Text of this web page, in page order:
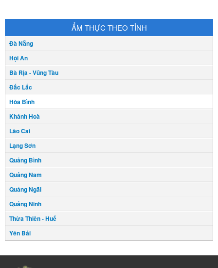
ẨM THỰC THEO TỈNH
Đà Nẵng
Hội An
Bà Rịa - Vũng Tàu
Đắc Lắc
Hòa Bình
Khánh Hoà
Lào Cai
Lạng Sơn
Quảng Bình
Quảng Nam
Quảng Ngãi
Quảng Ninh
Thừa Thiên - Huế
Yên Bái